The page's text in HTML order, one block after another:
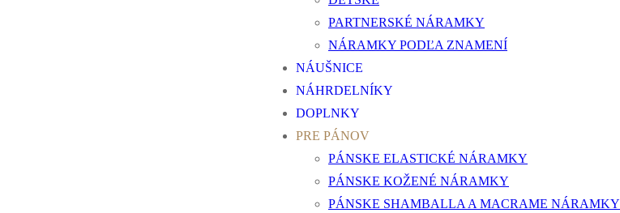
PARTNERSKÉ NÁRAMKY
NÁRAMKY PODĽA ZNAMENÍ
NÁUŠNICE
NÁHRDELNÍKY
DOPLNKY
PRE PÁNOV
PÁNSKE ELASTICKÉ NÁRAMKY
PÁNSKE KOŽENÉ NÁRAMKY
PÁNSKE SHAMBALLA A MACRAME NÁRAMKY